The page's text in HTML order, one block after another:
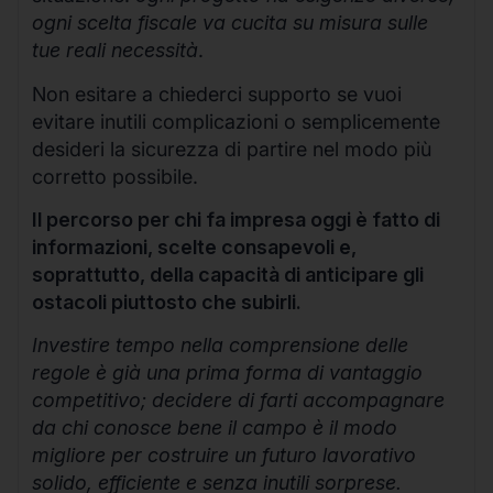
ogni scelta fiscale va cucita su misura sulle
tue reali necessità.
Non esitare a chiederci supporto se vuoi
evitare inutili complicazioni o semplicemente
desideri la sicurezza di partire nel modo più
corretto possibile.
Il percorso per chi fa impresa oggi è fatto di
informazioni, scelte consapevoli e,
soprattutto, della capacità di anticipare gli
ostacoli piuttosto che subirli.
Investire tempo nella comprensione delle
regole è già una prima forma di vantaggio
competitivo; decidere di farti accompagnare
da chi conosce bene il campo è il modo
migliore per costruire un futuro lavorativo
solido, efficiente e senza inutili sorprese.